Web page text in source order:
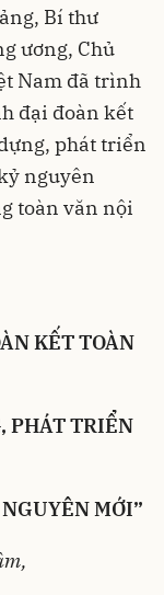
Bí thư
ương, Chủ
Nam đã trình
đại đoàn kết
phát triển
nguyên
toàn văn nội
KẾT TOÀN
PHÁT TRIỂN
MỚI”